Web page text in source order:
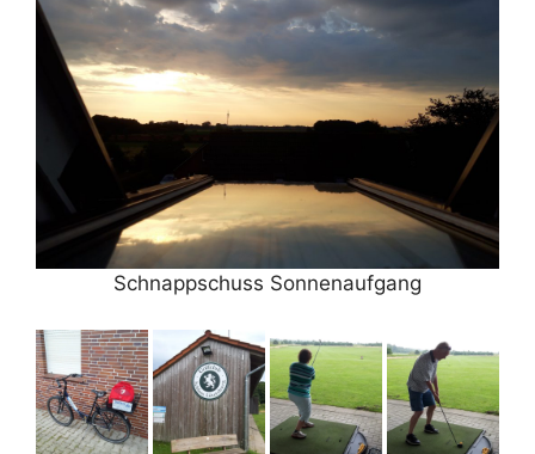
Schnappschuss Sonnenaufgang